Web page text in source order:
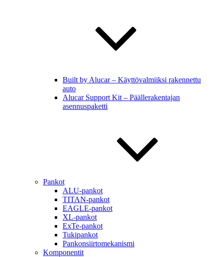
Built by Alucar – Käyttövalmiiksi rakennettu
auto
Alucar Support Kit – Päällerakentajan
asennuspaketti
Pankot
ALU-pankot
TITAN-pankot
EAGLE-pankot
XL-pankot
ExTe-pankot
Tukipankot
Pankonsiirtomekanismi
Komponentit